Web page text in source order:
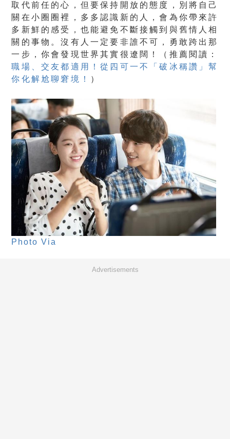
取代前任的心，但要保持開放的態度，別將自己
關在小圈圈裡，多多認識新的人，會為你帶來許
多新鮮的感受，也能避免不斷接觸到與舊情人相
關的事物。沒有人一定要非誰不可，勇敢跨出那
一步，你會發現世界其實很遼闊！（推薦閱讀：
職場、交友都適用！從四可一不「破冰稱讚」幫
你化解尬聊窘境！
）
Photo Via
Advertisements